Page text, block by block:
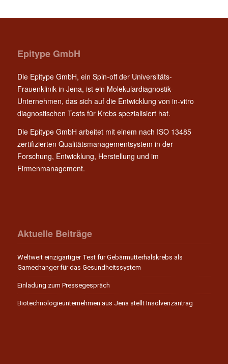
Epitype GmbH
Die Epitype GmbH, ein Spin-off der Universitäts-
Frauenklinik in Jena, ist ein Molekulardiagnostik-
Unternehmen, das sich auf die Entwicklung von in-vitro
diagnostischen Tests für Krebs spezialisiert hat.
Die Epitype GmbH arbeitet mit einem nach ISO 13485
zertifizierten Qualitätsmanagementsystem in der
Forschung, Entwicklung, Herstellung und im
Firmenmanagement.
Aktuelle Beiträge
Weltweit einzigartiger Test für Gebärmutterhalskrebs als
Gamechanger für das Gesundheitssystem
Einladung zum Pressegespräch
Biotechnologieunternehmen aus Jena stellt Insolvenzantrag